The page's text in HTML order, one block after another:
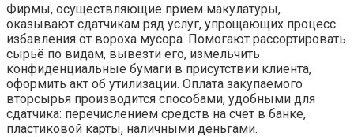
Фирмы, осуществляющие прием макулатуры,
оказывают сдатчикам ряд услуг, упрощающих процесс
избавления от вороха мусора. Помогают рассортировать
сырьё по видам, вывезти его, измельчить
конфиденциальные бумаги в присутствии клиента,
оформить акт об утилизации. Оплата закупаемого
вторсырья производится способами, удобными для
сдатчика: перечислением средств на счёт в банке,
пластиковой карты, наличными деньгами.